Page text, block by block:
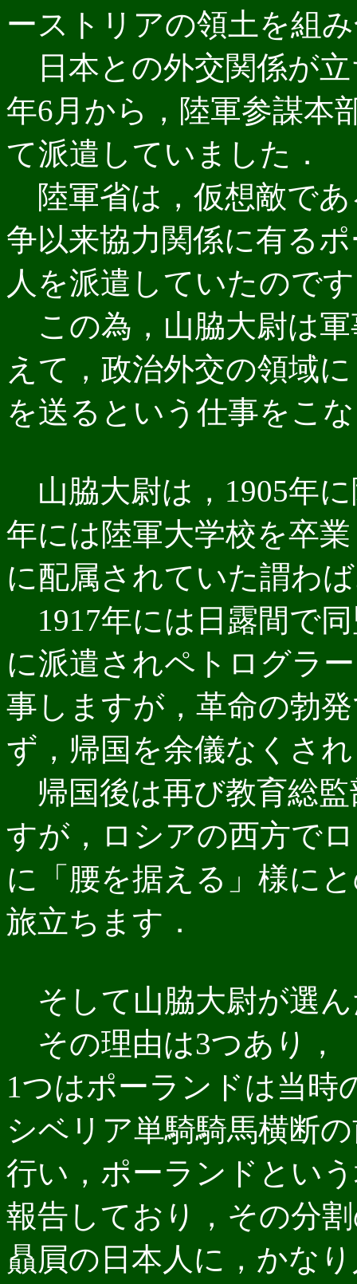
ーストリアの領土を組
日本との外交関係が立
年6月から，陸軍参謀本
て派遣していました．
陸軍省は，仮想敵で
争以来協力関係に有る
人を派遣していたので
この為，山脇大尉は軍
えて，政治外交の領域
を送るという仕事をこ
山脇大尉は，1905年
年には陸軍大学校を卒
に配属されていた謂わ
1917年には日露間で
に派遣されペトログラ
事しますが，革命の勃
ず，帰国を余儀なくさ
帰国後は再び教育総
すが，ロシアの西方で
に「腰を据える」様に
旅立ちます．
そして山脇大尉が選
その理由は3つあり，
1つはポーランドは当時
シベリア単騎騎馬横断
行い，ポーランドとい
報告しており，その分
贔屓の日本人に，かな